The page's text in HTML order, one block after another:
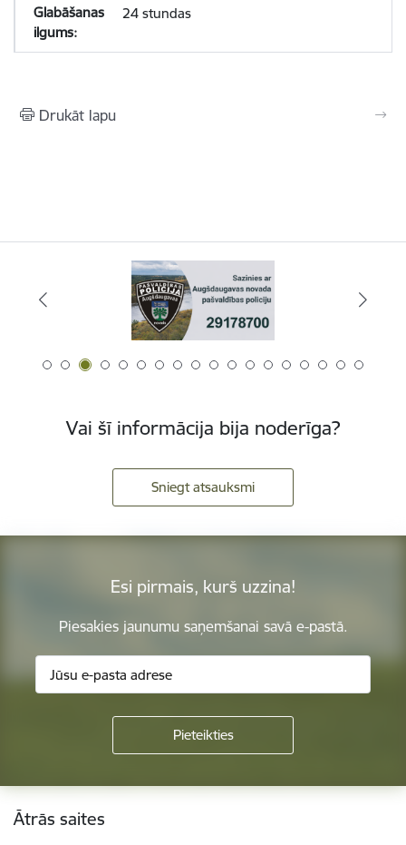
24 stundas
Drukāt lapu
Vai šī informācija bija noderīga?
Sniegt atsauksmi
Esi pirmais, kurš uzzina!
Piesakies jaunumu saņemšanai savā e-pastā.
Kājene
Ātrās saites